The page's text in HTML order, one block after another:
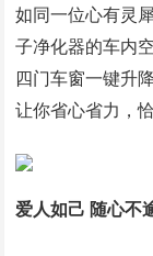
如同一位心有灵
子净化器的车内
四门车窗一键升
让你省心省力，
爱人如己 随心不